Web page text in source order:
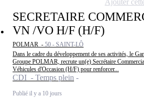
SECRETAIRE
VN /VO H/F (H/F)
POLMAR - 50 - SAINT-LÔ
Dans le cadre du développement de ses activités, le
Groupe POLMAR, recrute un(e) Secrétaire
Véhicules d'Occasion (H/F) pour renforcer...
CDI - Temps plein
Publié il y a 10 jours